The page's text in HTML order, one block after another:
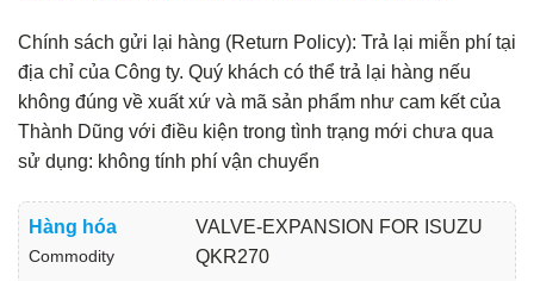
Chính sách gửi lại hàng (Return Policy): Trả lại miễn phí tại
địa chỉ của Công ty. Quý khách có thể trả lại hàng nếu
không đúng về xuất xứ và mã sản phẩm như cam kết của
Thành Dũng với điều kiện trong tình trạng mới chưa qua
sử dụng: không tính phí vận chuyển
Hàng hóa
Commodity
VALVE-EXPANSION FOR ISUZU
QKR270